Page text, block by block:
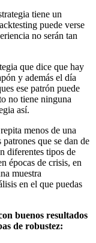
tiene un
puede verse
no serán tan
que dice que hay
y además el día
ese patrón puede
no tiene ninguna
así.
menos de una
que se dan de
diferentes tipos de
épocas de crisis, en
muestra
en el que puedas
buenos resultados
de robustez: